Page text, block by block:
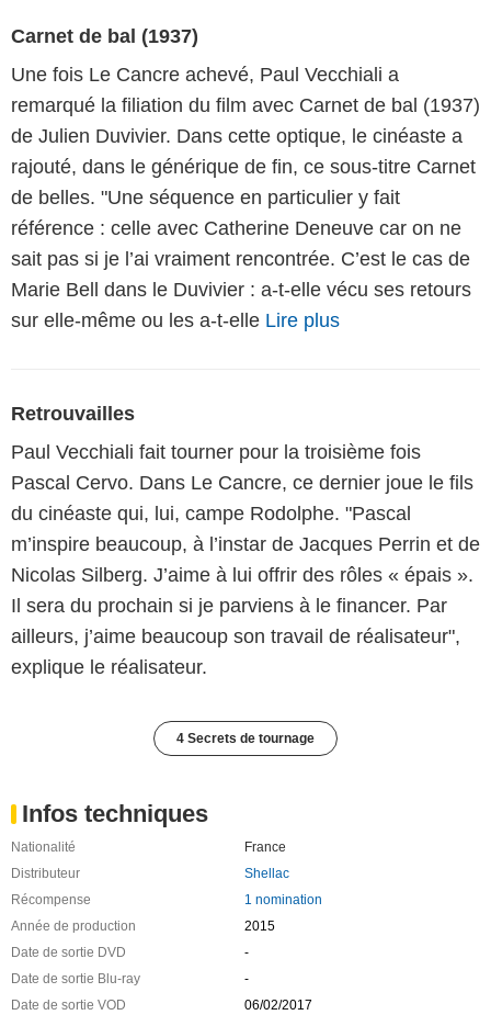
Carnet de bal (1937)
Une fois Le Cancre achevé, Paul Vecchiali a
remarqué la filiation du film avec Carnet de bal (1937)
de Julien Duvivier. Dans cette optique, le cinéaste a
rajouté, dans le générique de fin, ce sous-titre Carnet
de belles. "Une séquence en particulier y fait
référence : celle avec Catherine Deneuve car on ne
sait pas si je l’ai vraiment rencontrée. C’est le cas de
Marie Bell dans le Duvivier : a-t-elle vécu ses retours
sur elle-même ou les a-t-elle Lire plus
Retrouvailles
Paul Vecchiali fait tourner pour la troisième fois
Pascal Cervo. Dans Le Cancre, ce dernier joue le fils
du cinéaste qui, lui, campe Rodolphe. "Pascal
m’inspire beaucoup, à l’instar de Jacques Perrin et de
Nicolas Silberg. J’aime à lui offrir des rôles « épais ».
Il sera du prochain si je parviens à le financer. Par
ailleurs, j’aime beaucoup son travail de réalisateur",
explique le réalisateur.
4 Secrets de tournage
Infos techniques
Nationalité
France
Distributeur
Shellac
Récompense
1 nomination
Année de production
2015
Date de sortie DVD
-
Date de sortie Blu-ray
-
Date de sortie VOD
06/02/2017